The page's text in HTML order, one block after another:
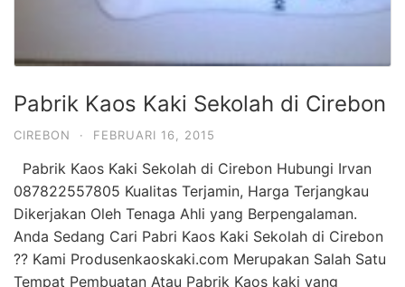
Pabrik Kaos Kaki Sekolah di Cirebon
CIREBON · FEBRUARI 16, 2015
Pabrik Kaos Kaki Sekolah di Cirebon Hubungi Irvan
087822557805 Kualitas Terjamin, Harga Terjangkau
Dikerjakan Oleh Tenaga Ahli yang Berpengalaman.
Anda Sedang Cari Pabri Kaos Kaki Sekolah di Cirebon
?? Kami Produsenkaoskaki.com Merupakan Salah Satu
Tempat Pembuatan Atau Pabrik Kaos kaki yang